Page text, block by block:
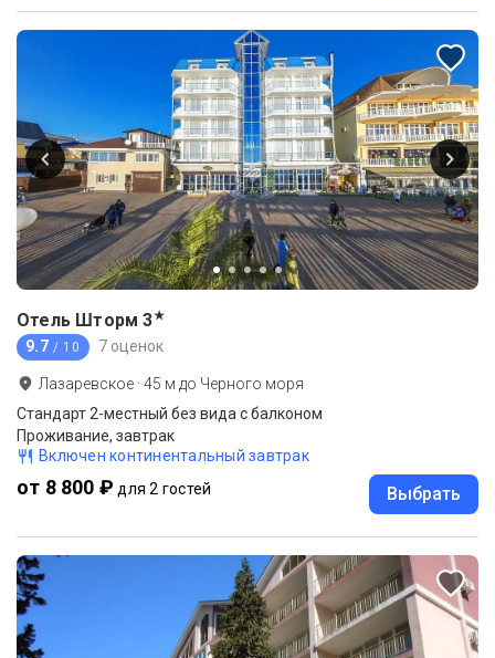
Отель Шторм 3★
9.7 / 10 7 оценок
Лазаревское ·45 м до Черного моря
Стандарт 2-местный без вида с балконом
Проживание, завтрак
Включен континентальный завтрак
от 8 800 ₽ для 2 гостей Выбрать